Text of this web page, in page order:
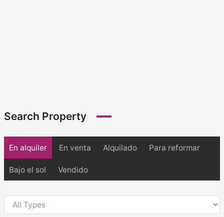
Search Property
En alquiler En venta Alquilado Para reformar
Bajo el sol Vendido